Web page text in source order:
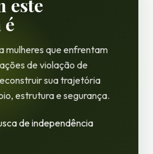
este
mulheres que enfrentam
de violação de
sua trajetória
estrutura e segurança.
de independência